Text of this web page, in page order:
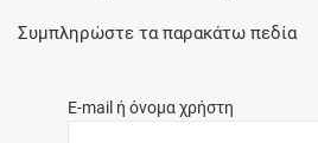
Συμπληρώστε τα παρακάτω πεδία
E-mail ή όνομα χρήστη